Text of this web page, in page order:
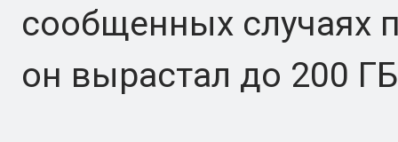
сообщенных случаях
он вырастал до 200